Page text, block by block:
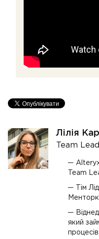
Лілія
Team
Team
Тім
який